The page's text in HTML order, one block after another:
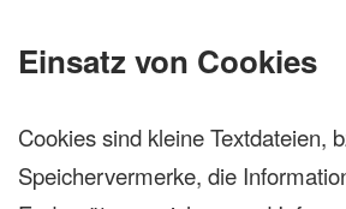
Einsatz von Cookies
Cookies sind kleine Textdateien,
Speichervermerke, die